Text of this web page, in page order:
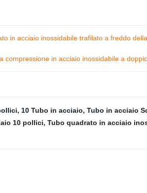
in acciaio inossidabile trafilato a freddo
compressione in acciaio inossidabile a
, 10 Tubo in acciaio, Tubo in acciaio
10 pollici, Tubo quadrato in acciaio